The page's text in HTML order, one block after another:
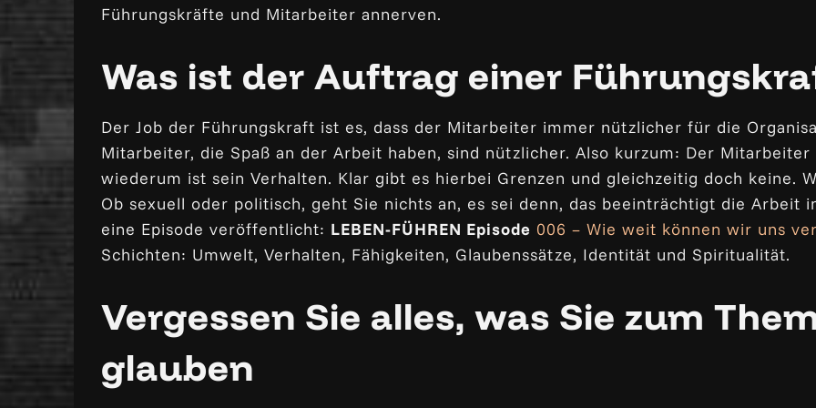
Führungskräfte und Mitarbeiter annerven.
Was ist der Auftrag einer
Der Job der Führungskraft ist es, dass der Mitarbeiter immer nützlicher für die
Mitarbeiter, die Spaß an der Arbeit haben, sind nützlicher. Also kurzum: Der
wiederum ist sein Verhalten. Klar gibt es hierbei Grenzen und gleichzeitig doch keine.
Ob sexuell oder politisch, geht Sie nichts an, es sei denn, das beeinträchtigt die Arbeit
eine Episode veröffentlicht: LEBEN-FÜHREN Episode 006 – Wie weit können wir uns
Schichten: Umwelt, Verhalten, Fähigkeiten, Glaubenssätze, Identität und Spiritualität.
Vergessen Sie alles, was Sie zum
glauben